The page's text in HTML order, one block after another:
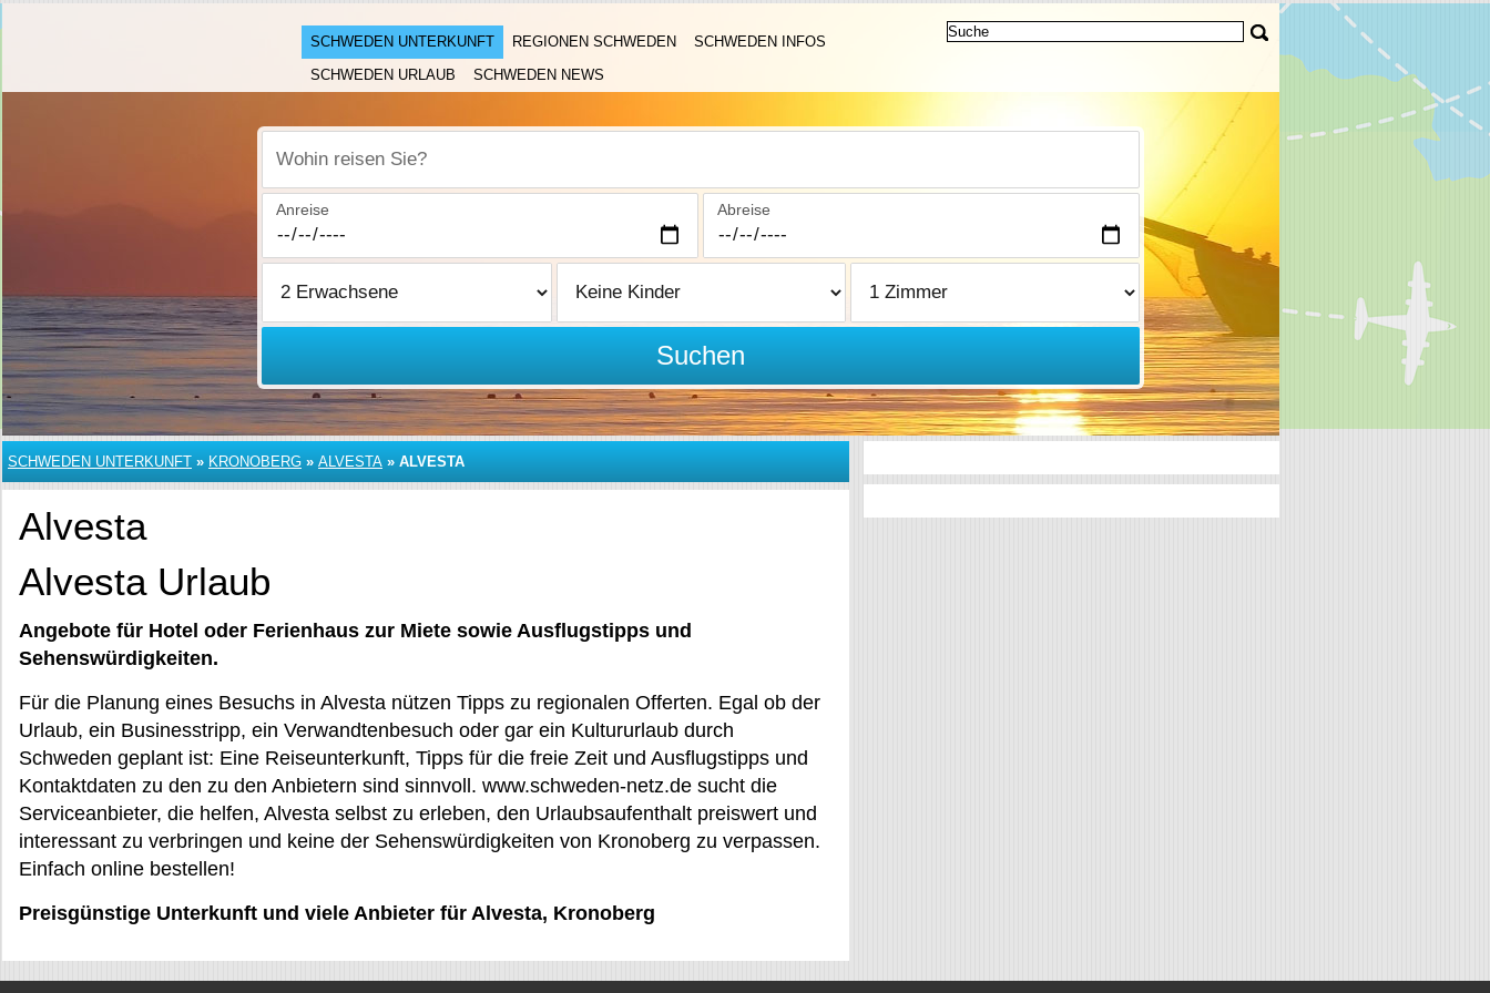
SCHWEDEN UNTERKUNFT REGIONEN SCHWEDEN
SCHWEDEN INFOS
SCHWEDEN URLAUB
SCHWEDEN NEWS
Wohin reisen Sie?
Anreise Abreise
Suchen
SCHWEDEN UNTERKUNFT » KRONOBERG » ALVESTA » ALVESTA
Alvesta
Alvesta Urlaub
Angebote für Hotel oder Ferienhaus zur Miete sowie Ausflugstipps und
Sehenswürdigkeiten.
Für die Planung eines Besuchs in Alvesta nützen Tipps zu regionalen Offerten. Egal ob der
Urlaub, ein Businesstripp, ein Verwandtenbesuch oder gar ein Kultururlaub durch
Schweden geplant ist: Eine Reiseunterkunft, Tipps für die freie Zeit und Ausflugstipps und
Kontaktdaten zu den zu den Anbietern sind sinnvoll. www.schweden-netz.de sucht die
Serviceanbieter, die helfen, Alvesta selbst zu erleben, den Urlaubsaufenthalt preiswert und
interessant zu verbringen und keine der Sehenswürdigkeiten von Kronoberg zu verpassen.
Einfach online bestellen!
Preisgünstige Unterkunft und viele Anbieter für Alvesta, Kronoberg